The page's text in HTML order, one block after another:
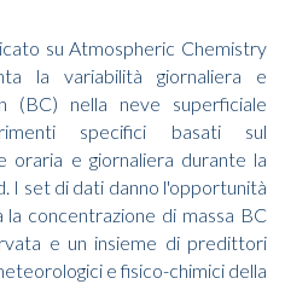
su Atmospheric Chemistry
la variabilità giornaliera e
(BC) nella neve superficiale
specifici basati sul
oraria e giornaliera durante la
I set di dati danno l'opportunità
concentrazione di massa BC
e un insieme di predittori
e fisico-chimici della